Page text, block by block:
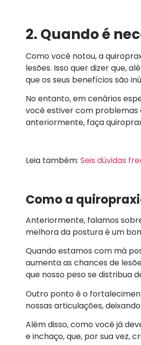
2. Quando é
Como você notou, a
lesões. Isso quer dizer que,
que os seus benefícios são
No entanto, em cenários
você estiver com problemas
anteriormente, faça
Leia também: Seis dúvidas
Como a
Anteriormente, falamos
melhora da postura é um
Quando estamos com má
aumenta as chances de
que nosso peso se distribua
Outro ponto é o
nossas articulações,
Além disso, como você já
e inchaço, que, por sua vez,